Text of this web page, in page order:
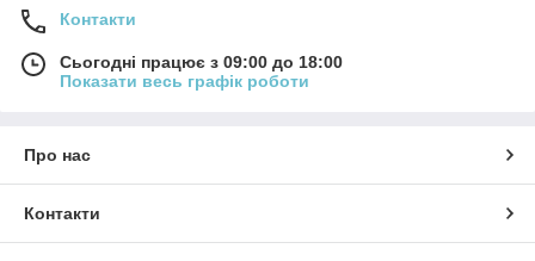
Контакти
Сьогодні працює з 09:00 до 18:00
Показати весь графік роботи
Про нас
Контакти